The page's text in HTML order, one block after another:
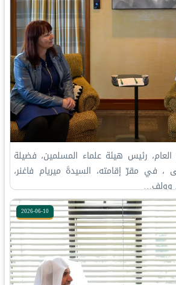
رئيس هيئة علماء المسلمين، فضيلة
في مقرّ إقامته، السيدةَ ميريام فاغنر،
وولف…
2026-06-10